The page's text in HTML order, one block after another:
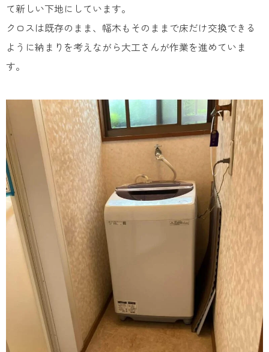
て新しい下地にしています。
クロスは既存のまま、幅木もそのままで床だけ交換できる
ように納まりを考えながら大工さんが作業を進めていま
す。